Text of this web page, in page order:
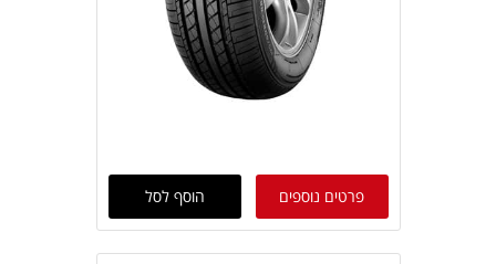
פרטים נוספים הוסף לסל